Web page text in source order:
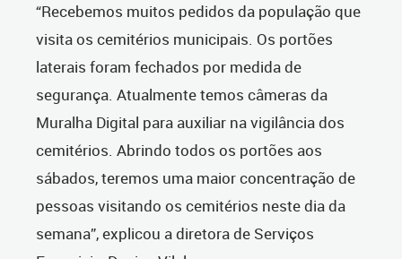
“Recebemos muitos pedidos da população que
visita os cemitérios municipais. Os portões
laterais foram fechados por medida de
segurança. Atualmente temos câmeras da
Muralha Digital para auxiliar na vigilância dos
cemitérios. Abrindo todos os portões aos
sábados, teremos uma maior concentração de
pessoas visitando os cemitérios neste dia da
semana”, explicou a diretora de Serviços